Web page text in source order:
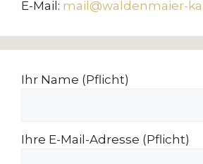
E-Mail: mail@waldenmaier-
Ihr Name (Pflicht)
Ihre E-Mail-Adresse (Pflicht)